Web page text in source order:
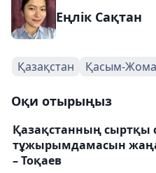
Еңлік Сақтан
Қазақстан Қасым-
Оқи отырыңыз
Қазақстанның сыртқы
тұжырымдамасын
– Тоқаев